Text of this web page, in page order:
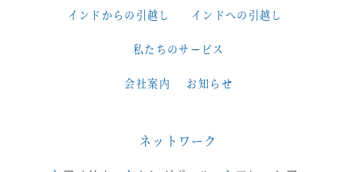
インドからの引越し インドへの引越し
私たちのサービス
会社案内 お知らせ
ネットワーク